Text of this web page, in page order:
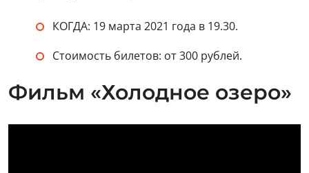
КОГДА: 19 марта 2021 года в 19.30.
Стоимость билетов: от 300 рублей.
Фильм «Холодное озеро»